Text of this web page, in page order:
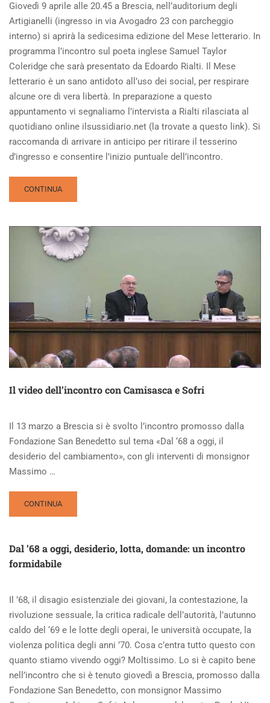
Giovedì 9 aprile alle 20.45 a Brescia, nell’auditorium degli
Artigianelli (ingresso in via Avogadro 23 con parcheggio
interno) si aprirà la sedicesima edizione del Mese letterario. In
programma l’incontro sul poeta inglese Samuel Taylor
Coleridge che sarà presentato da Edoardo Rialti. Il Mese
letterario è un sano antidoto all’uso dei social, per respirare
alcune ore di vera libertà. In preparazione a questo
appuntamento vi segnaliamo l’intervista a Rialti rilasciata al
quotidiano online ilsussidiario.net (la trovate a questo link). Si
raccomanda di arrivare in anticipo per ritirare il tesserino
d’ingresso e consentire l’inizio puntuale dell’incontro.
READ
MORE
PASQUA,
COM’È
POSSIBILE
CREDERCI?
CONTINUA
Il video dell’incontro con Camisasca e Sofri
Il 13 marzo a Brescia si è svolto l’incontro promosso dalla
Fondazione San Benedetto sul tema «Dal ‘68 a oggi, il
desiderio del cambiamento», con gli interventi di monsignor
Massimo …
READ
MORE
VIDEO
DELL’INCONTRO
E
SOFRI
CONTINUA
Dal ’68 a oggi, desiderio, lotta, domande: un incontro
formidabile
Il ’68, il disagio esistenziale dei giovani, la contestazione, la
rivoluzione sessuale, la critica radicale dell’autorità, l’autunno
caldo del ‘69 e le lotte degli operai, le università occupate, la
violenza politica degli anni ’70. Cosa c’entra tutto questo con
quanto stiamo vivendo oggi? Moltissimo. Lo si è capito bene
nell’incontro che si è tenuto giovedì a Brescia, promosso dalla
Fondazione San Benedetto, con monsignor Massimo